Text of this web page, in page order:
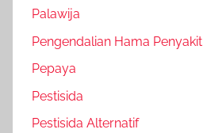
Palawija
Pengendalian Hama Penyakit
Pepaya
Pestisida
Pestisida Alternatif